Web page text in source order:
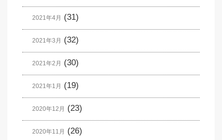
2021年4月 (31)
2021年3月 (32)
2021年2月 (30)
2021年1月 (19)
2020年12月 (23)
2020年11月 (26)